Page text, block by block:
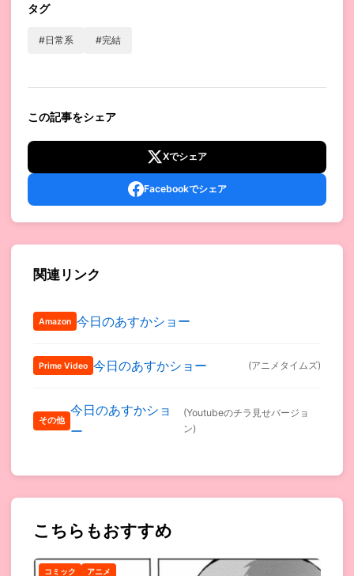
タグ
#日常系 #完結
この記事をシェア
Xでシェア
Facebookでシェア
関連リンク
Amazon 今日のあすかショー
Prime Video 今日のあすかショー (アニメタイムズ)
その他
今日のあすかショ
ー
(Youtubeのチラ見せバージョ
ン)
こちらもおすすめ
コミック アニメ